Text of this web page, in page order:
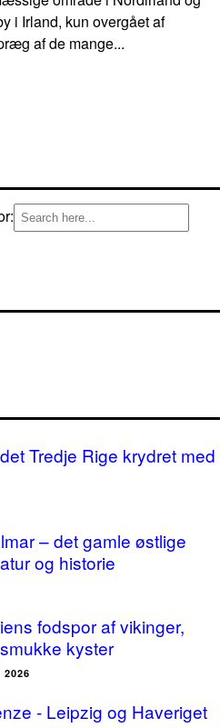
i Irland, kun overgået af
af de mange...
Tredje Rige krydret med
– det gamle østlige
og historie
fodspor af vikinger,
kyster
2026
- Leipzig og Haveriget